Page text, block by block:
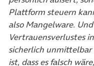
Plattform steuern
also Mangelware.
Vertrauensverlustes
sicherlich
ist, dass es falsch